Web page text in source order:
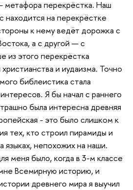
перекрёстка. Наш
находится на перекрёстке
к нему ведёт дорожка с
а с другой — с
из этого перекрёстка
и иудаизма. Точно
библеистика стала
Я бы начал с раннего
была интересна древняя
- это было слишком к
тех, кто строил пирамиды и
языках, непохожих на наши.
меня было, когда в 3-м классе
Всемирную историю, и
древнего мира я выучил